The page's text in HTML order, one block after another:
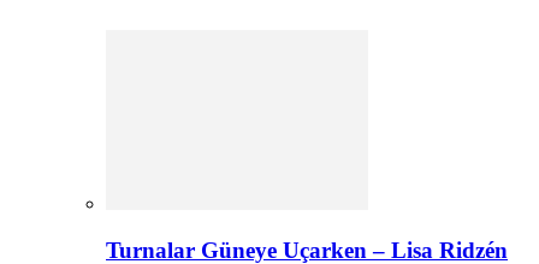
Turnalar Güneye Uçarken – Lisa Ridzén